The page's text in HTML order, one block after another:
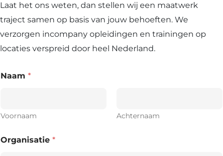
Laat het ons weten, dan stellen wij een maatwerk
traject samen op basis van jouw behoeften. We
verzorgen incompany opleidingen en trainingen op
locaties verspreid door heel Nederland.
Naam *
Voornaam Achternaam
Organisatie *